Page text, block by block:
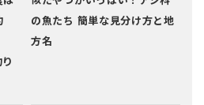
の魚たち 簡単な見分け方と地
方名